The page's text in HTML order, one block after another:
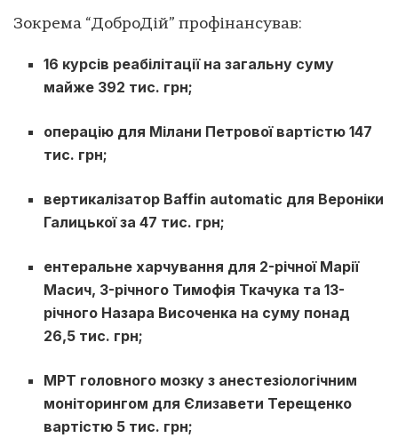
Зокрема “ДоброДій” профінансував:
16 курсів реабілітації на загальну суму
майже 392 тис. грн;
операцію для Мілани Петрової вартістю 147
тис. грн;
вертикалізатор Baffin automatic для Вероніки
Галицької за 47 тис. грн;
ентеральне харчування для 2-річної Марії
Масич, ⁠3-річного Тимофія Ткачука та ⁠13-
річного Назара Височенка на суму понад
26,5 тис. грн;
МРТ головного мозку з анестезіологічним
моніторингом для Єлизавети Терещенко
вартістю 5 тис. грн;